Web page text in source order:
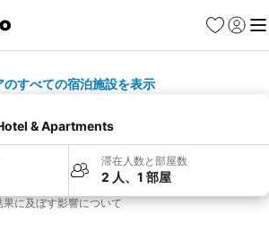
お気に入り
ログイ
メ
すべての宿泊施設を表示
& Apartments
滞在人数と部屋数
2 人、1 部屋
に及ぼす影響について